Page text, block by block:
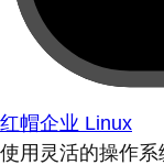
红帽企业 Linux
使用灵活的操作系